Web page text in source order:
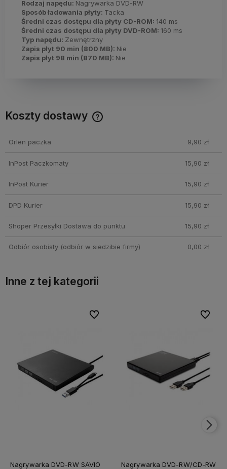
Rodzaj napędu: Nagrywarka DVD-RW
Sposób ładowania płyty: Tacka
Średni czas dostępu dla płyty CD-ROM: 140 ms
Średni czas dostępu dla płyty DVD-ROM: 160 ms
Typ napędu: Zewnętrzny
Zapis płyt 90 min (800 MB): Nie
Zapis płyt 98 min (870 MB): Nie
Koszty dostawy
Orlen paczka 9,90 zł
InPost Paczkomaty 15,90 zł
InPost Kurier 15,90 zł
DPD Kurier 15,90 zł
Shoper Przesyłki Dostawa do punktu 15,90 zł
Odbiór osobisty(odbiór w siedzibie firmy) 0,00 zł
Inne z tej kategorii
Nagrywarka DVD-RW SAVIO
Do ulubionych
Do ulubionych
Nagrywarka DVD-RW/CD-RW
Do
Do